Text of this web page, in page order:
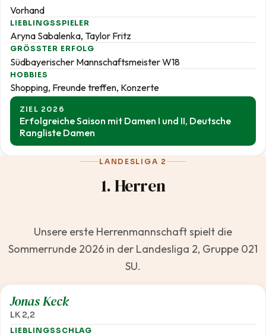
Vorhand
LIEBLINGSSPIELER
Aryna Sabalenka, Taylor Fritz
GRÖSSTER ERFOLG
Südbayerischer Mannschaftsmeister W18
HOBBIES
Shopping, Freunde treffen, Konzerte
ZIEL 2026
Erfolgreiche Saison mit Damen I und II, Deutsche
Rangliste Damen
LANDESLIGA 2
1. Herren
Unsere erste Herrenmannschaft spielt die
Sommerrunde 2026 in der Landesliga 2, Gruppe 021
SU.
Jonas Keck
LK 2,2
LIEBLINGSSCHLAG